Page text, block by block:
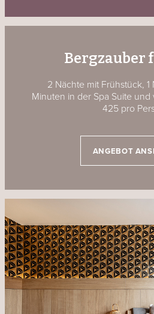
Bergzauber
2 Nächte mit Frühstück, 1
Minuten in der Spa Suite und
425 pro
ANGEBOT